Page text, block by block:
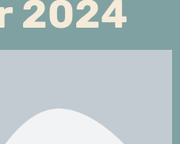
2024